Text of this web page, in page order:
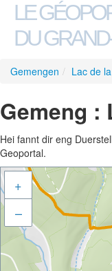
LE
DU
Gemengen / Lac de
Gemeng :
Hei fannt dir eng
Geoportal.
+
–